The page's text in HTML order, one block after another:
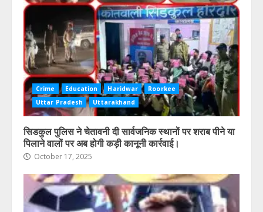
Crime Education Haridwar
Roorkee
Uttar Pradesh
Uttarakhand
सिडकुल पुलिस ने चेतावनी दी सार्वजनिक स्थानों पर शराब पीने या
पिलाने वालों पर अब होगी कड़ी कानूनी कार्रवाई।
October 17, 2025